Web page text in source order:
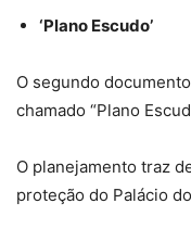
‘Plano Escudo’
O segundo
chamado “Plano
O planejamento traz
proteção do Palácio